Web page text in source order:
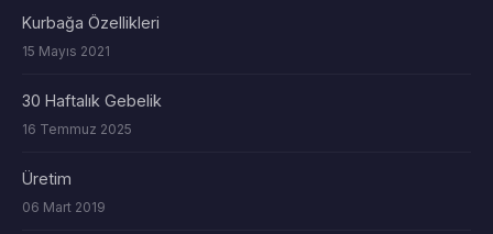
Kurbağa Özellikleri
15 Mayıs 2021
30 Haftalık Gebelik
16 Temmuz 2025
Üretim
06 Mart 2019